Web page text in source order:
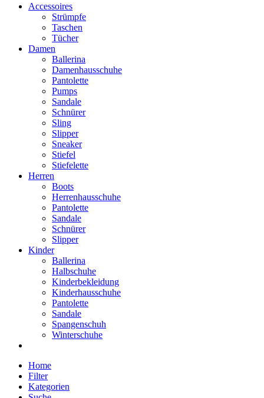
Accessoires
Strümpfe
Taschen
Tücher
Damen
Ballerina
Damenhausschuhe
Pantolette
Pumps
Sandale
Schnürer
Sling
Slipper
Sneaker
Stiefel
Stiefelette
Herren
Boots
Herrenhausschuhe
Pantolette
Sandale
Schnürer
Slipper
Kinder
Ballerina
Halbschuhe
Kinderbekleidung
Kinderhausschuhe
Pantolette
Sandale
Spangenschuh
Winterschuhe
Home
Filter
Kategorien